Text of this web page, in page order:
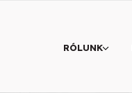
RÓLUNK